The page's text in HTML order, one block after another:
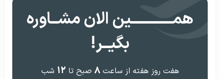
همــــــــــــین الان مشــاوره
بگیــر!
هفت روز هفته از ساعت۸ صبح تا۱۲ شب